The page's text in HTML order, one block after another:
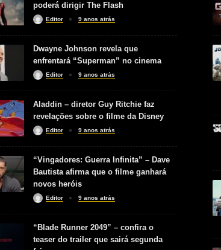
poderá dirigir The Flash
Editor 9 anos atrás
Dwayne Johnson revela que
enfrentará “Superman” no cinema
Editor 9 anos atrás
Aladdin – diretor Guy Ritchie faz
revelações sobre o filme da Disney
Editor 9 anos atrás
“Vingadores: Guerra Infinita” – Dave
Bautista afirma que o filme ganhará
novos heróis
Editor 9 anos atrás
“Blade Runner 2049” – confira o
teaser do trailer que sairá segunda